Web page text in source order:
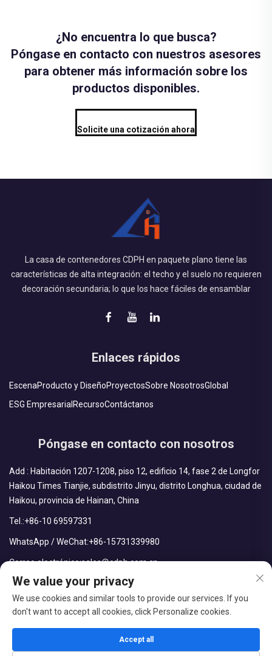
¿No encuentra lo que busca?
Póngase en contacto con nuestros asesores
para obtener más información sobre los
productos disponibles.
Solicite una cotización ahora
La casa de contenedores CDPH en paquete plano tiene las
características de alta integración: el techo y el suelo no requieren
decoración secundaria; lo que los hace fáciles de ensamblar
Enlaces rápidos
EscenaProducto y DiseñoProyectosSobre NosotrosGlobal
ESG EmpresarialRecursoContáctanos
Póngase en contacto con nosotros
Add : Habitación 1207-1208, piso 12, edificio 14, fase 2 de Longfor
Haikou Times Tianjie, subdistrito Jinyu, distrito Longhua, ciudad de
Haikou, provincia de Hainan, China
Tel.:+86-10 69597331
WhatsApp / WeChat:+86-15731339980
Correo electrónico:sales@cdph.com.cn
los derechos reservados
We value your privacy
We use cookies and similar tools to provide our services. If you
don't want to accept all cookies, click Personalize cookies.
Accept all